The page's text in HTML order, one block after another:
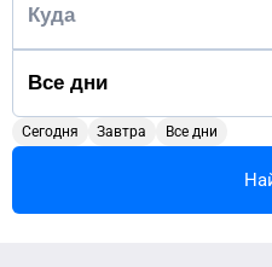
Сегодня Завтра Все дни